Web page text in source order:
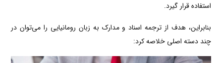
استفاده قرار گیرد.
بنابراین، هدف از ترجمه اسناد و مدارک به زبان رومانیایی را می‌توان در
چند دسته اصلی خلاصه کرد: